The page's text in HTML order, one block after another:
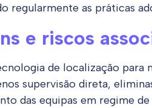
regularmente as práticas
e riscos
de localização
supervisão direta,
das equipas em regime